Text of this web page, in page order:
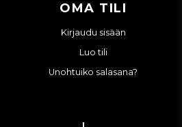
OMA TILI
Kirjaudu sisään
Luo tili
Unohtuiko salasana?